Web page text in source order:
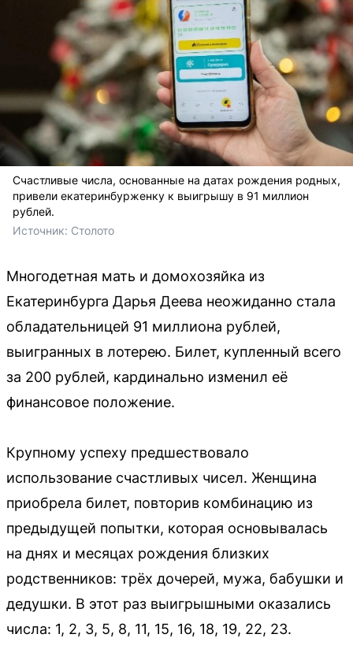
Счастливые числа, основанные на датах рождения родных,
привели екатеринбурженку к выигрышу в 91 миллион
рублей.
Источник: Столото
Многодетная мать и домохозяйка из
Екатеринбурга Дарья Деева неожиданно стала
обладательницей 91 миллиона рублей,
выигранных в лотерею. Билет, купленный всего
за 200 рублей, кардинально изменил её
финансовое положение.
Крупному успеху предшествовало
использование счастливых чисел. Женщина
приобрела билет, повторив комбинацию из
предыдущей попытки, которая основывалась
на днях и месяцах рождения близких
родственников: трёх дочерей, мужа, бабушки и
дедушки. В этот раз выигрышными оказались
числа: 1, 2, 3, 5, 8, 11, 15, 16, 18, 19, 22, 23.